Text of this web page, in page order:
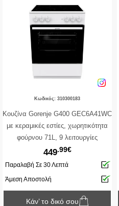
Κωδικός: 310300183
Κουζίνα Gorenje G400 GEC6A41WC
με κεραμικές εστίες, χωρητικότητα
φούρνου 71L, 9 λειτουργίες
ψησίματος και ενεργειακή κλάση Α -
White
449.99€
Παραλαβή Σε 30 Λεπτά
Άμεση Αποστολή
Κάν’ το δικό σου